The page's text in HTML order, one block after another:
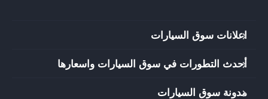
اعلانات سوق السيارات
أحدث التطورات في سوق السيارات واسعارها
مدونة سوق السيارات